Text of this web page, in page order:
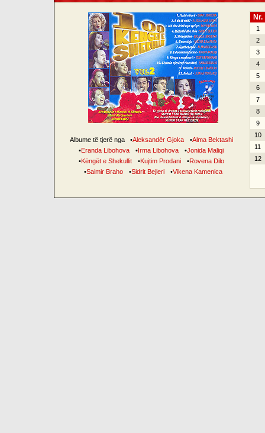
Albume të tjerë nga •Aleksandër Gjoka •Alma Bektashi
•Eranda Libohova •Irma Libohova •Jonida Maliqi
•Këngët e Shekullit •Kujtim Prodani •Rovena Dilo
•Saimir Braho •Sidrit Bejleri •Vikena Kamenica
Nr.
1
2
3
4
5
6
7
8
9
10
11
12